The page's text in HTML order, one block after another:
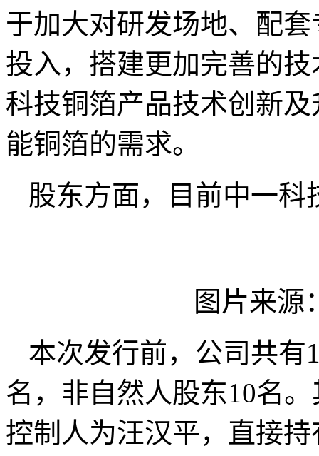
于加大对研发场地、配
投入，搭建更加完善的
科技铜箔产品技术创新
能铜箔的需求。
股东方面，目前中一科
图片来源
本次发行前，公司共有
名，非自然人股东10名
控制人为汪汉平，直接